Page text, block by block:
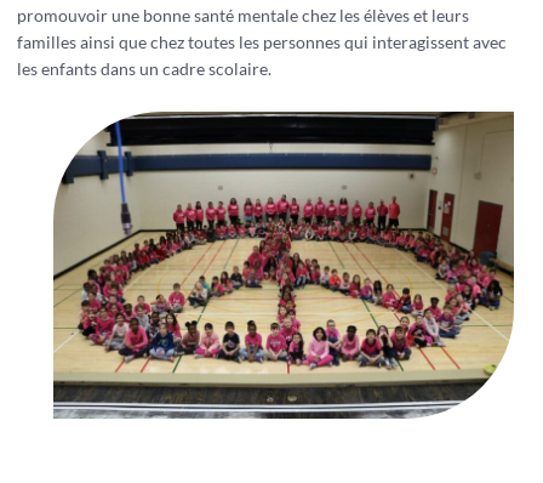
promouvoir une bonne santé mentale chez les élèves et leurs
familles ainsi que chez toutes les personnes qui interagissent avec
les enfants dans un cadre scolaire.